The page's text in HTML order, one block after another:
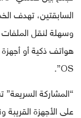
السابقتين، تهدف
وسهلة لنقل الملفات
OS”.
على الأجهزة القريبة